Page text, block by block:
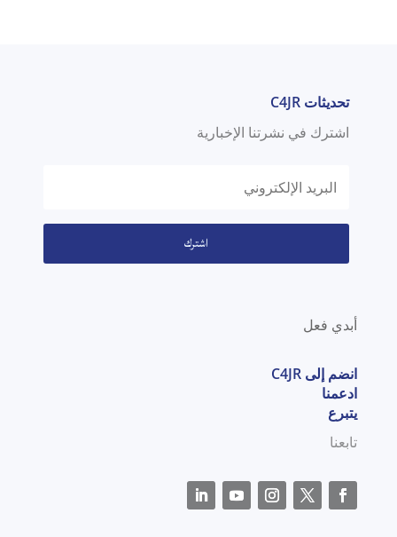
تحديثات C4JR
اشترك في نشرتنا الإخبارية
اشترك
أبدي فعل
انضم إلى C4JR
ادعمنا
يتبرع
تابعنا